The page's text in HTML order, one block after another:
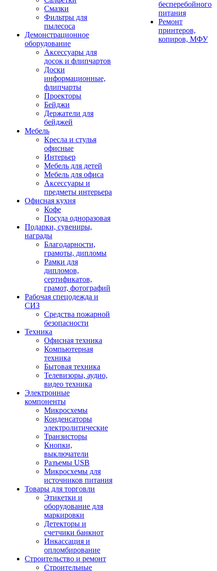
Смазки
Фильтры для
пылесоса
Демонстрационное
оборудование
Аксессуары для
досок и флипчартов
Доски
информационные,
флипчарты
Проекторы
Бейджи
Держатели для
бейджей
Мебель
Кресла и стулья
офисные
Интерьер
Мебель для детей
Мебель для офиса
Аксессуары и
предметы интерьера
Офисная кухня
Кофе
Посуда одноразовая
Подарки, сувениры,
награды
Благодарности,
грамоты, дипломы
Рамки для
дипломов,
сертификатов,
грамот, фотографий
Рабочая спецодежда и
СИЗ
Средства пожарной
безопасности
Техника
Офисная техника
Компьютерная
техника
Бытовая техника
Телевизоры, аудио,
видео техника
Электронные
компоненты
Микросхемы
Конденсаторы
электролитические
Транзисторы
Кнопки,
выключатели
Разъемы USB
Микросхемы для
источников питания
Товары для торговли
Этикетки и
оборудование для
маркировки
Детекторы и
счетчики банкнот
Инкассация и
опломбирование
Строительство и ремонт
Строительные
бесперебойного
питания
Ремонт
принтеров,
копиров, МФУ